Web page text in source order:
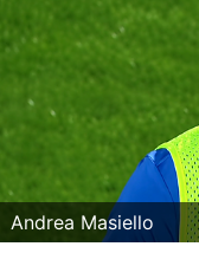
Altri sport
Hockey
Pallanuoto
Pallamano
Andrea Masiello